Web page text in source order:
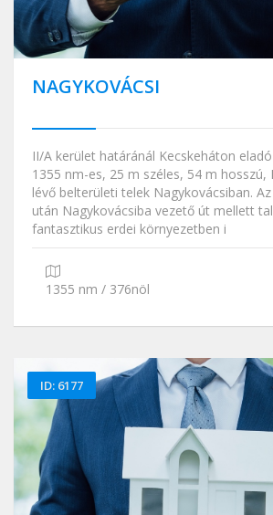
NAGYKOVÁCSI
II/A kerület határánál Kecskeháton
1355 nm-es, 25 m széles, 54 m hosszú,
lévő belterületi telek Nagykovácsiban.
után Nagykovácsiba vezető út mellett
fantasztikus erdei környezetben i
1355 nm / 376nöl
ID: 6177